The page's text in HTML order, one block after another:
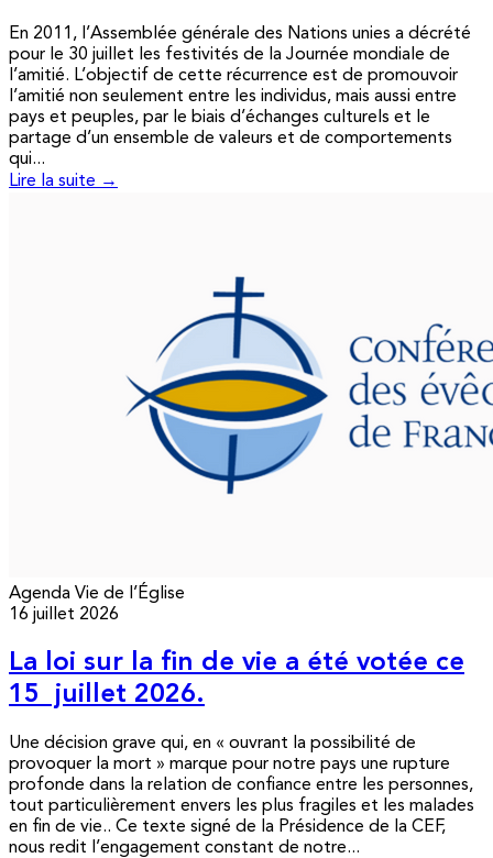
En 2011, l’Assemblée générale des Nations unies a décrété
pour le 30 juillet les festivités de la Journée mondiale de
l’amitié. L’objectif de cette récurrence est de promouvoir
l’amitié non seulement entre les individus, mais aussi entre
pays et peuples, par le biais d’échanges culturels et le
partage d’un ensemble de valeurs et de comportements
qui...
Lire la suite →
Agenda Vie de l’Église
16 juillet 2026
La loi sur la fin de vie a été votée ce
15 juillet 2026.
Une décision grave qui, en « ouvrant la possibilité de
provoquer la mort » marque pour notre pays une rupture
profonde dans la relation de confiance entre les personnes,
tout particulièrement envers les plus fragiles et les malades
en fin de vie.. Ce texte signé de la Présidence de la CEF,
nous redit l’engagement constant de notre...